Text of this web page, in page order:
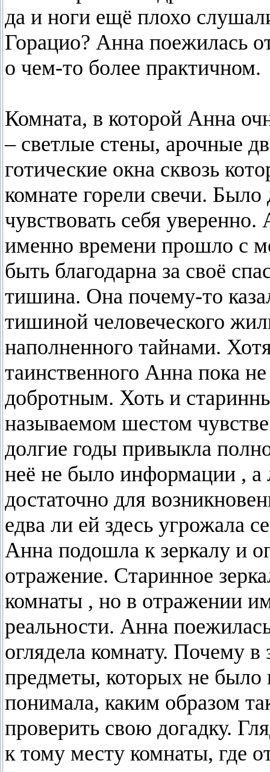
да и ноги ещё плохо
Горацио? Анна поежилась
о чем-то более практичном.
Комната, в которой Анна
– светлые стены, арочные
готические окна сквозь
комнате горели свечи. Было
чувствовать себя
именно времени прошло с
быть благодарна за своё
тишина. Она почему-то
тишиной человеческого
наполненного тайнами.
таинственного Анна пока
добротным. Хоть и
называемом шестом
долгие годы привыкла
неё не было информации ,
достаточно для
едва ли ей здесь угрожала
Анна подошла к зеркалу и
отражение. Старинное
комнаты , но в отражении
реальности. Анна
оглядела комнату. Почему в
предметы, которых не было
понимала, каким образом
проверить свою догадку.
к тому месту комнаты, где